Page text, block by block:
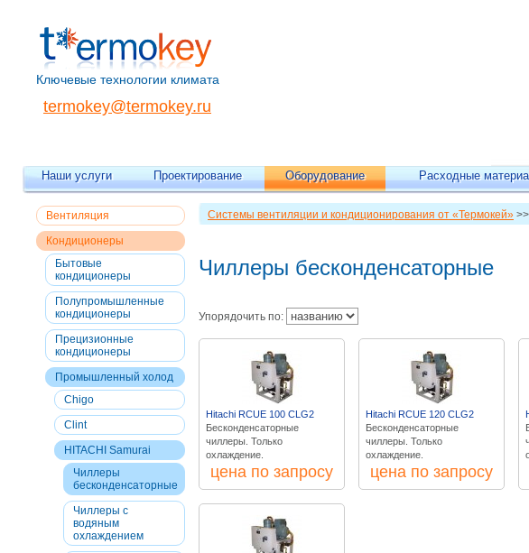
Ключевые технологии климата
termokey@termokey.ru
Наши услуги Проектирование Оборудование Расходные
Вентиляция
Кондиционеры
Бытовые
кондиционеры
Полупромышленные
кондиционеры
Прецизионные
кондиционеры
Промышленный холод
Chigo
Сlint
HITACHI Samurai
Чиллеры
бесконденсаторные
Чиллеры с
водяным
охлаждением
Системы вентиляции и кондиционирования от «Термокей» >>
Чиллеры бесконденсаторные
Упорядочить по:
Hitachi RCUE 100 CLG2
Бесконденсаторные
чиллеры. Только
охлаждение.
цена по запросу
Hitachi RCUE 120 CLG2
Бесконденсаторные
чиллеры. Только
охлаждение.
цена по запросу